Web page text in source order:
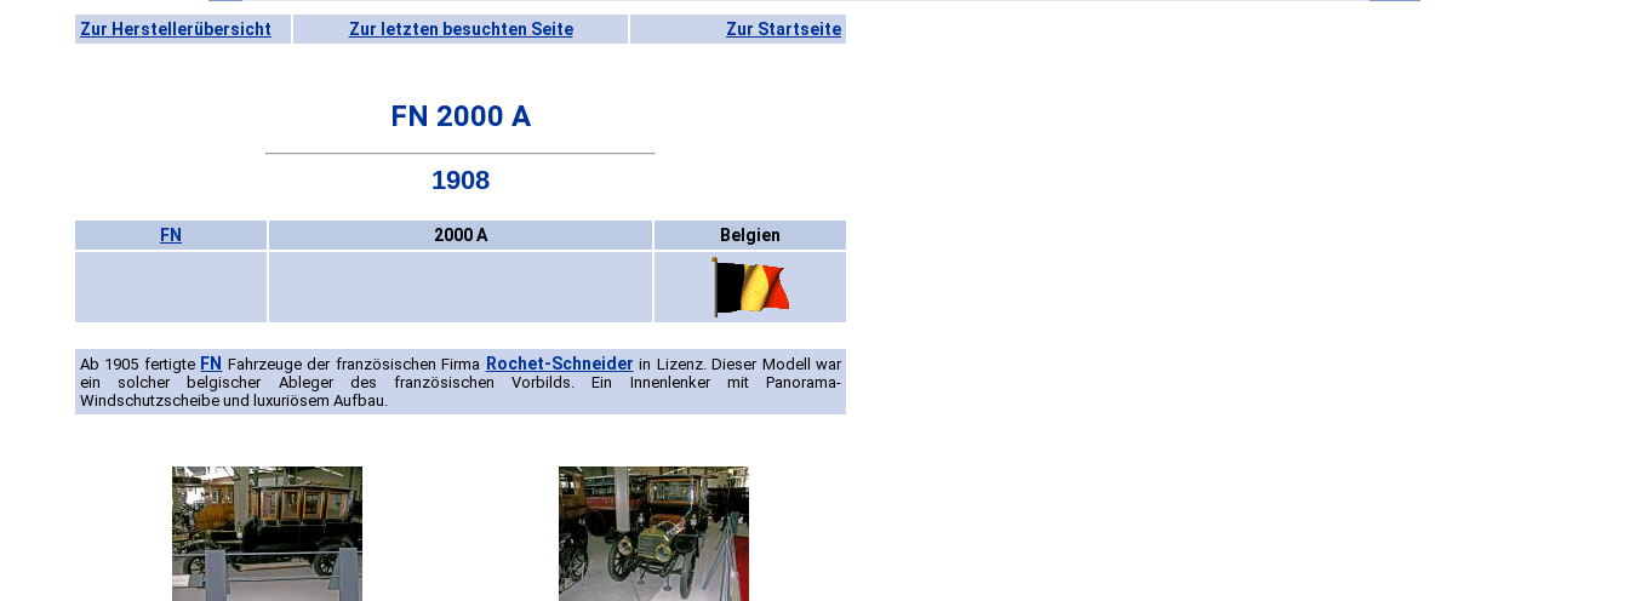
Zur Herstellerübersicht Zur letzten besuchten Seite Zur Startseite
FN 2000 A
1908
FN 2000 A Belgien
Ab 1905 fertigte FN Fahrzeuge der französischen Firma Rochet-Schneider in Lizenz. Dieser Modell war
ein solcher belgischer Ableger des französischen Vorbilds. Ein Innenlenker mit Panorama-
Windschutzscheibe und luxuriösem Aufbau.